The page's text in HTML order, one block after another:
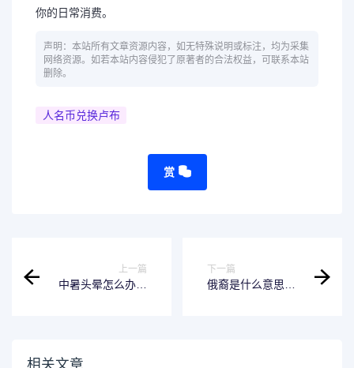
你的日常消费。
声明：本站所有文章资源内容，如无特殊说明或标注，均为采集
网络资源。如若本站内容侵犯了原著者的合法权益，可联系本站
删除。
人名币兑换卢布
赏
上一篇
中暑头晕怎么办最
下一篇
俄裔是什么意思：
相关文章